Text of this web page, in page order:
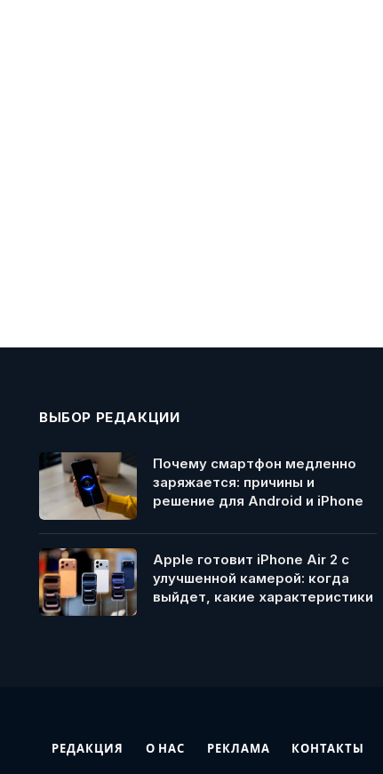
ВЫБОР РЕДАКЦИИ
Почему смартфон медленно
заряжается: причины и
решение для Android и iPhone
Apple готовит iPhone Air 2 с
улучшенной камерой: когда
выйдет, какие характеристики
РЕДАКЦИЯ О НАС РЕКЛАМА КОНТАКТЫ